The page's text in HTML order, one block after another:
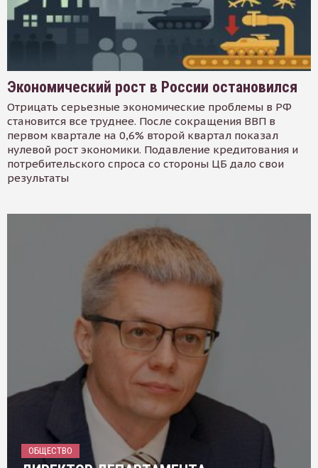
Экономический рост в России остановился
Отрицать серьезные экономические проблемы в РФ
становится все труднее. После сокращения ВВП в
первом квартале на 0,6% второй квартал показал
нулевой рост экономики. Подавление кредитования и
потребительского спроса со стороны ЦБ дало свои
результаты
ОБЩЕСТВО